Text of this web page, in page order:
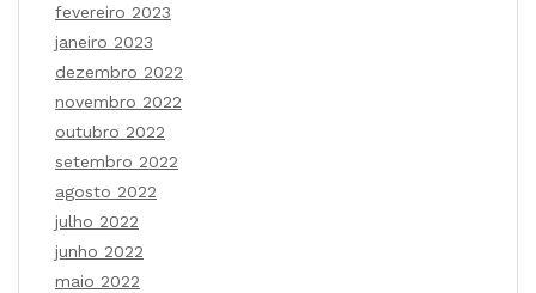
fevereiro 2023
janeiro 2023
dezembro 2022
novembro 2022
outubro 2022
setembro 2022
agosto 2022
julho 2022
junho 2022
maio 2022